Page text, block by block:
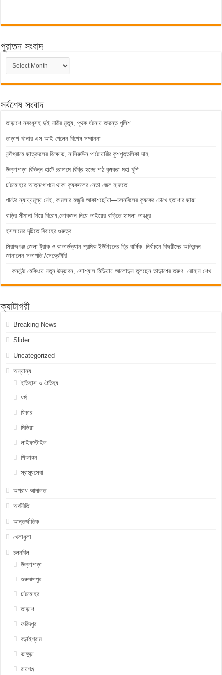
পুরাতন সংবাদ
পুরাতন
সংবাদ
সর্বশেষ সংবাদ
তাড়াশে নববধূসহ দুই নারীর মৃত্যু, পৃথক ঘটনায় তদন্তে পুলিশ
তাড়াশ থানার এস আই পেলেন বিশেষ সম্মাননা
নন্দীগ্রামে ছাত্রদলের বিক্ষোভ, নাসিরুদ্দিন পাটোয়ারীর কুশপুত্তলিকা দাহ
উল্লাপাড়া বিভিন্ন হাটে চরাদামে বিক্রি হচ্ছে পাঠ কৃষকরা মহা খুশি
চাটমোহরে আত্নগোপনে থাকা কৃষকদলের নেতা জেল হাজতে
পাটের ন্যায্যমূল্য নেই, কামলার মজুরি আকাশছোঁয়া—চলনবিলের কৃষকের চোখে হতাশার ছায়া
বাড়ির সীমানা নিয়ে বিরোধ,লোকজন নিয়ে ভাইয়ের বাড়িতে হামলা-ভাঙচুর
ইসলামের দৃষ্টিতে বিবাহের গুরুত্ব
সিরাজগঞ্জ জেলা ট্রাক ও কাভার্ডভ্যান শ্রমিক ইউনিয়নের ত্রি-বার্ষিক নির্বাচনে বিজয়ীদের অভিনন্দন
জানালেন সভাপতি /সেক্রেটারি
কনটেন্ট মেকিংয়ে নতুন উদ্ভাবন, সোশ্যাল মিডিয়ায় আলোড়ন তুলছেন তাড়াশের তরুণ রোহান শেখ
ক্যাটাগরী
Breaking News
Slider
Uncategorized
অন্যান্য
ইতিহাস ও ঐতিহ্য
ধর্ম
ফিচার
মিডিয়া
লাইফস্টাইল
শিক্ষাঙ্গন
স্বাস্থ্যসেবা
অপরাধ-আদালত
অর্থনীতি
আন্তর্জাতিক
খেলাধুলা
চলনবিল
উল্লাপাড়া
গুরুদাসপুর
চাটমোহর
তাড়াশ
ফরিদপুর
বড়াইগ্রাম
ভাঙ্গুড়া
রায়গঞ্জ